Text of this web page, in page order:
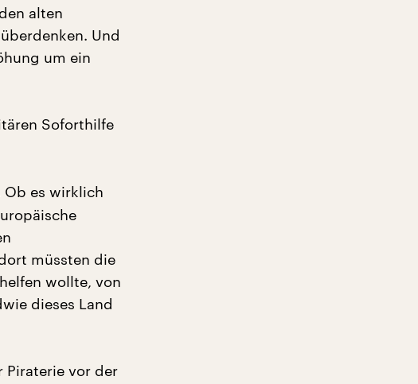
alten
Und
um ein
Soforthilfe
Ob es wirklich
müssten die
wollte, von
dieses Land
Piraterie vor der